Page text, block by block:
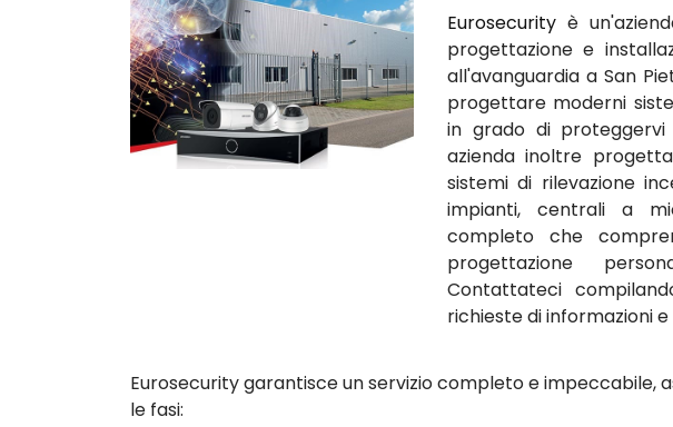
Eurosecurity è
progettazione e
all'avanguardia a San
progettare moderni
in grado di proteggervi
azienda inoltre
sistemi di rilevazione
impianti, centrali a
completo che
progettazione
Contattateci
richieste di informazioni
Eurosecurity garantisce un servizio completo e impeccabile,
le fasi: